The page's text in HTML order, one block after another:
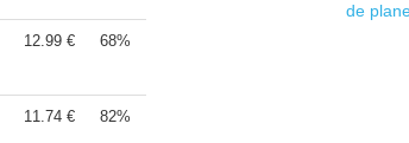
12.99 € 68%
11.74 € 82%
de